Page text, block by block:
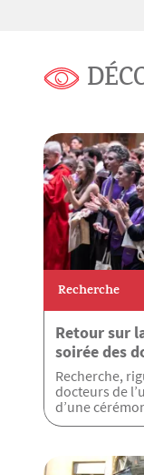
Recherche
Retour sur
soirée des
Recherche,
docteurs de
d’une